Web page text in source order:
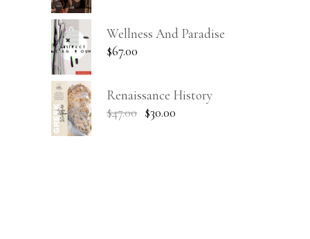
Wellness And Paradise
$67.00
Renaissance History
$47.00 $30.00